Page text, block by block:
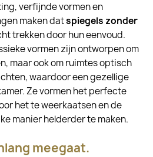
verfijnde vormen en
maken datspiegels zonder
trekken door hun eenvoud.
vormen zijn ontworpen om
maar ook om ruimtes optisch
waardoor een gezellige
Ze vormen het perfecte
het te weerkaatsen en de
manier helderder te maken.
meegaat.